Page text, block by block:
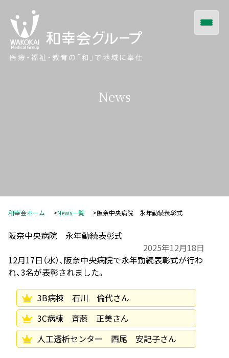
News
和幸会ホーム News一覧 阪奈中央病院 永年勤続表彰式
阪奈中央病院 永年勤続表彰式
2025年12月18日
12月17日（水）、阪奈中央病院で永年勤続表彰式が行わ
れ、3名が表彰されました。
3B病棟 石川 倫代さん
3C病棟 斉藤 正美さん
人工透析センター 西尾 安記子さん